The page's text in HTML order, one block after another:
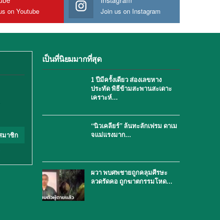
on Youtube Join us on Instagram
มาชิก
เป็นที่นิยมมากที่สุด
1 ปีมีครั้งเดียว ส่องเลขหาง
ประทัด พิธีข้ามสะพานสะเดาะ
เคราะห์…
“นิวเคลียร์” ล้นทะลักเฟรม ดาเม
จแม่แรงมาก…
ผวา พบศพชายถูกคลุมศีรษะ
ลวดรัดคอ ถูกฆาตกรรมโหด…